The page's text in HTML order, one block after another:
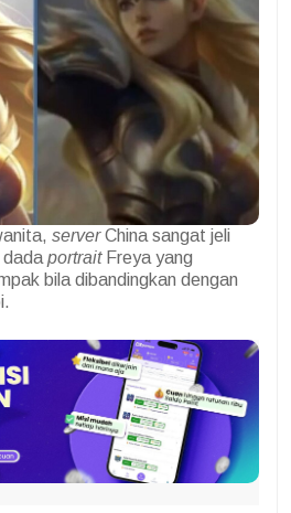
serverChina sangat jeli
dada portraitFreya yang
bila dibandingkan dengan